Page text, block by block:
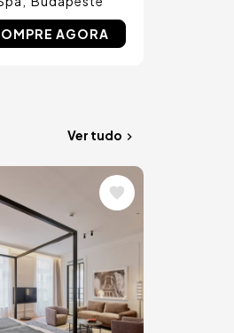
AGORA
Ver tudo